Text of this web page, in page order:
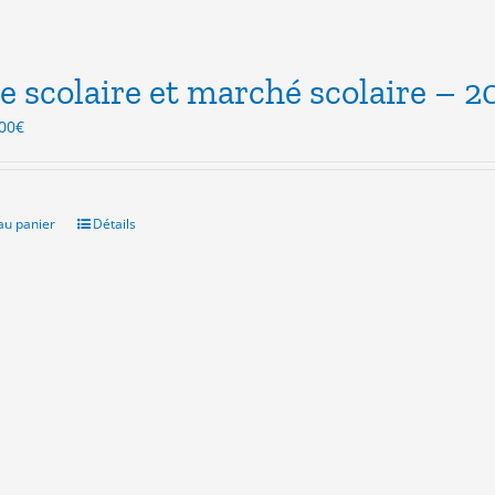
scolaire et marché scolaire –
€Le
3.00€.
panier Détails